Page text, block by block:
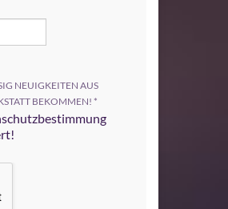
NEUIGKEITEN AUS
BEKOMMEN! *